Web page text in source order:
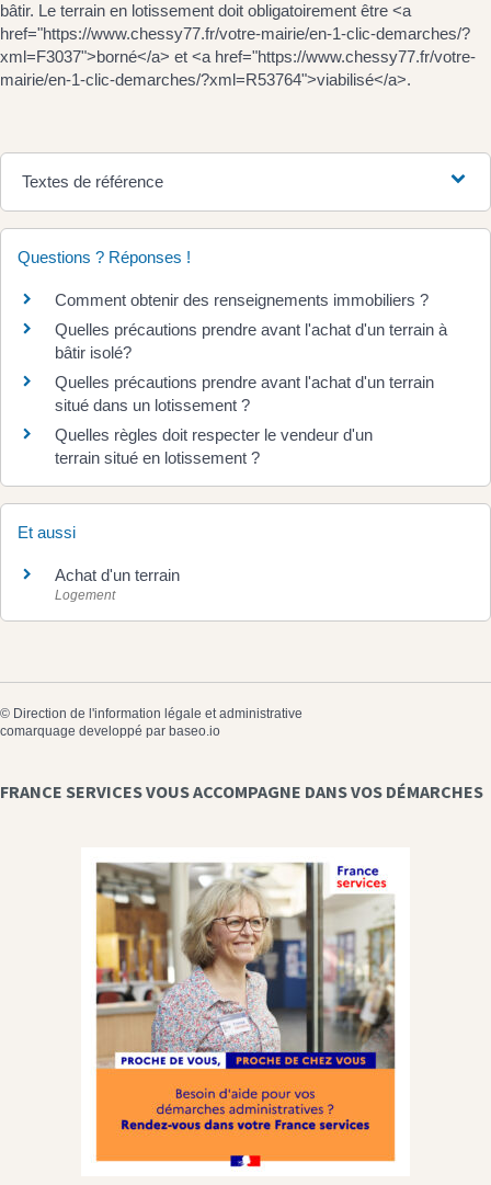
bâtir. Le terrain en lotissement doit obligatoirement être <a
href="https://www.chessy77.fr/votre-mairie/en-1-clic-demarches/?
xml=F3037">borné</a> et <a href="https://www.chessy77.fr/votre-
mairie/en-1-clic-demarches/?xml=R53764">viabilisé</a>.
Textes de référence
Questions ? Réponses !
Comment obtenir des renseignements immobiliers ?
Quelles précautions prendre avant l'achat d'un terrain à
bâtir isolé?
Quelles précautions prendre avant l'achat d'un terrain
situé dans un lotissement ?
Quelles règles doit respecter le vendeur d'un
terrain situé en lotissement ?
Et aussi
Achat d'un terrain
Logement
© Direction de l'information légale et administrative
comarquage developpé par baseo.io
FRANCE SERVICES VOUS ACCOMPAGNE DANS VOS DÉMARCHES